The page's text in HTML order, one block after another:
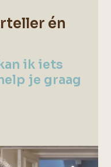
én
ik iets
je graag